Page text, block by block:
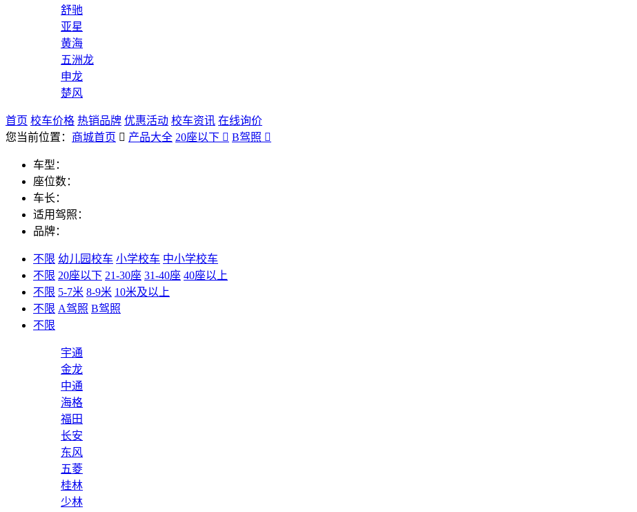
舒驰
亚星
黄海
五洲龙
申龙
楚风
首页 校车价格 热销品牌 优惠活动 校车资讯 在线询价
您当前位置： 商城首页  产品大全 20座以下  B驾照 
车型：
座位数：
车长：
适用驾照：
品牌：
不限 幼儿园校车 小学校车 中小学校车
不限 20座以下 21-30座 31-40座 40座以上
不限 5-7米 8-9米 10米及以上
不限 A驾照 B驾照
不限
宇通
金龙
中通
海格
福田
长安
东风
五菱
桂林
少林